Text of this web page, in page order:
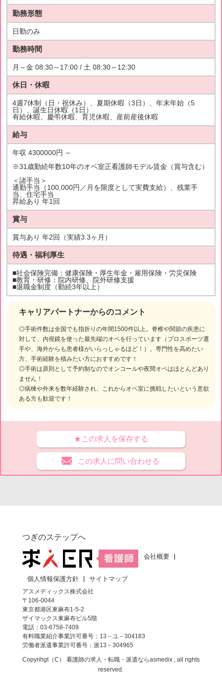
キャリアパートナーからのコメント
◎手術件数は全国でも指折りの年間1500件以上。脊椎や関節の疾患に
対して、内視鏡を使った最先端のオペを行っています（プロスポーツ選
手や、海外からも患者様がいらっしゃるほど！）。専門性を高めたい
方、手術経験を積みたい方におすすめです！
◎手術は原則として予約制なのでオンコールや夜間オペはほとんどあり
ません！
◎病棟や外来を数年経験され、これからオペ室に挑戦したいという意欲
ある方も歓迎です！
勤務形態
日勤のみ
勤務時間
月～金 08:30～17:00 / 土 08:30～12:30
休日・休暇
4週7休制（日・祝休み）、夏期休暇（3日）、年末年始（5
日）、誕生日休暇（1日）
有給休暇、慶弔休暇、育児休暇、産前産後休暇
給与
年収 4300000円 ～
※31歳勤続年数10年のオペ室正看護師モデル賃金（賞与含む）
＜諸手当＞
通勤手当（100,000円／月を限度として実費支給）、残業手
当、住宅手当
昇給あり 年1回
賞与
賞与あり 年2回（実績3.3ヶ月）
待遇・福利厚生
■社会保険完備：健康保険・厚生年金・雇用保険・労災保険
■教育・研修：院内研修、院外研修支援
■退職金制度（勤続3年以上）
★この求人を保存する
この求人に問い合わせる
つぎのステップへ
会社概要
個人情報保護方針
サイトマップ
アスメディックス株式会社
〒106-0044
東京都港区東麻布1-5-2
ザイマックス東麻布ビル5階
電話：03-6758-7409
有料職業紹介事業許可番号：13－ユ－304183
労働者派遣事業許可番号：派13－304965
Copyrihgt（C） 看護師の求人・転職・派遣ならasmedix , all rights
reserved.